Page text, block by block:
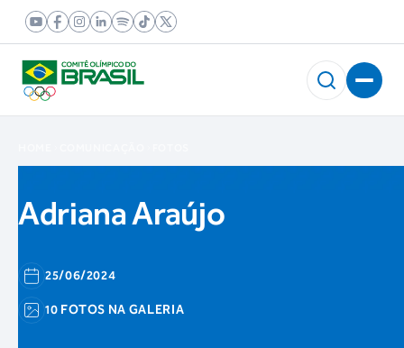
Adriana Araújo
25/06/2024
10 FOTOS NA GALERIA